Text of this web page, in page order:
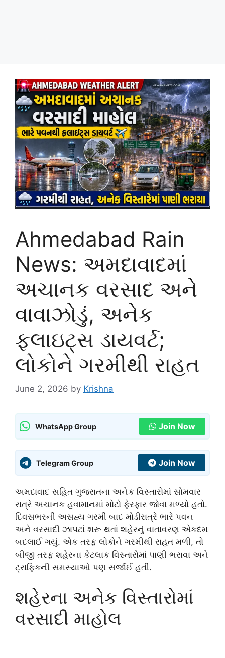
Ahmedabad Rain
News: અમદાવાદમાં
અચાનક વરસાદ અને
વાવાઝોડું, અનેક
ફ્લાઇટ્સ ડાયવર્ટ;
લોકોને ગરમીથી રાહત
June 2, 2026 by Krishna
WhatsApp Group Join Now
Telegram Group Join Now
અમદાવાદ સહિત ગુજરાતના અનેક વિસ્તારોમાં સોમવાર
રાત્રે અચાનક હવામાનમાં મોટો ફેરફાર જોવા મળ્યો હતો.
દિવસભરની અસહ્ય ગરમી બાદ મોડીરાત્રે ભારે પવન
અને વરસાદી ઝાપટાં શરૂ થતાં શહેરનું વાતાવરણ એકદમ
બદલાઈ ગયું. એક તરફ લોકોને ગરમીથી રાહત મળી, તો
બીજી તરફ શહેરના કેટલાક વિસ્તારોમાં પાણી ભરાવા અને
ટ્રાફિકની સમસ્યાઓ પણ સર્જાઈ હતી.
શહેરના અનેક વિસ્તારોમાં
વરસાદી માહોલ